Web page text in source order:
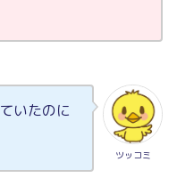
ツッコミ
いたのに